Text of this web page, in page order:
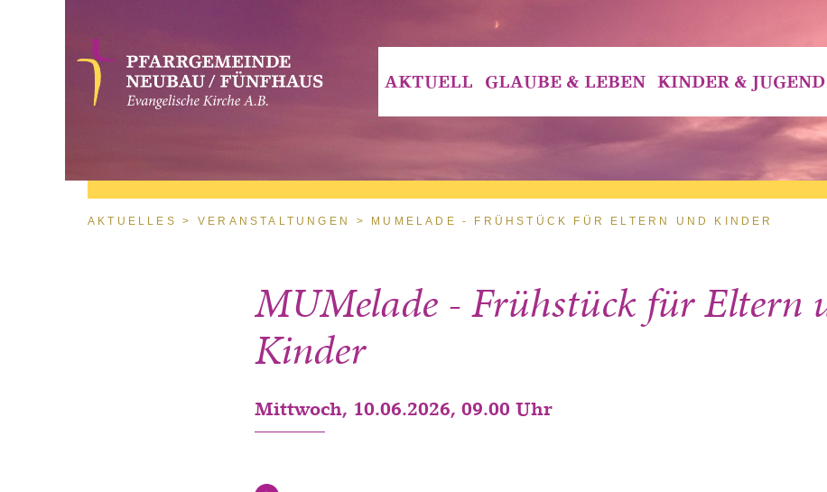
AKTUELL GLAUBE & LEBEN KINDER & JUGEND
Sie sind hier
AKTUELLES VERANSTALTUNGEN MUMELADE - FRÜHSTÜCK FÜR ELTERN UND KINDER
MUMelade - Frühstück für Eltern
Kinder
Mittwoch, 10.06.2026, 09.00 Uhr